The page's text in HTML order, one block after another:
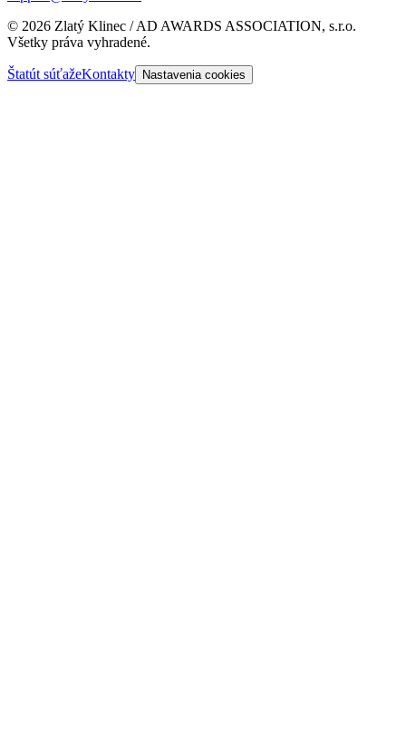
© 2026 Zlatý Klinec / AD AWARDS ASSOCIATION, s.r.o.
Všetky práva vyhradené.
Štatút súťažeKontakty Nastavenia cookies